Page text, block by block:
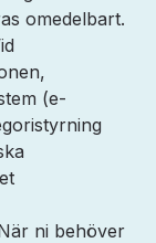
omedelbart.
(e-
ni behöver